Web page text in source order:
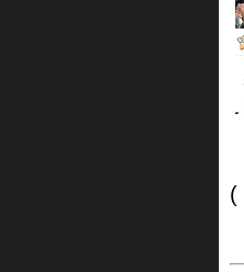
(